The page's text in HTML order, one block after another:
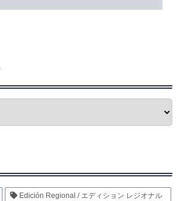
Edición Regional / エディション レジオナル